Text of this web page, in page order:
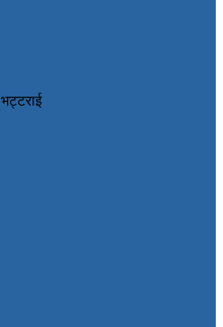
भट्टराई